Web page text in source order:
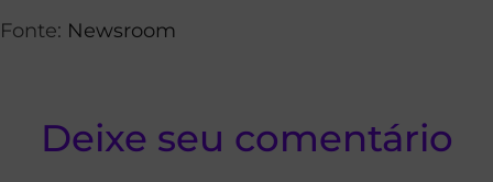
Fonte: Newsroom
Deixe seu comentário